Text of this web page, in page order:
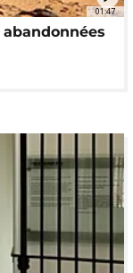
01:47